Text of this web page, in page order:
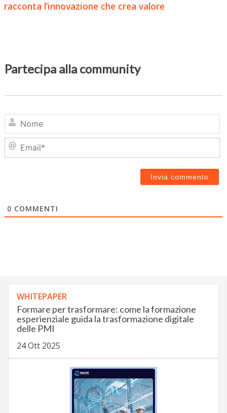
racconta l’innovazione che crea valore
Partecipa alla community
0 COMMENTI
WHITEPAPER
Formare per trasformare: come la formazione
esperienziale guida la trasformazione digitale
delle PMI
24 Ott 2025